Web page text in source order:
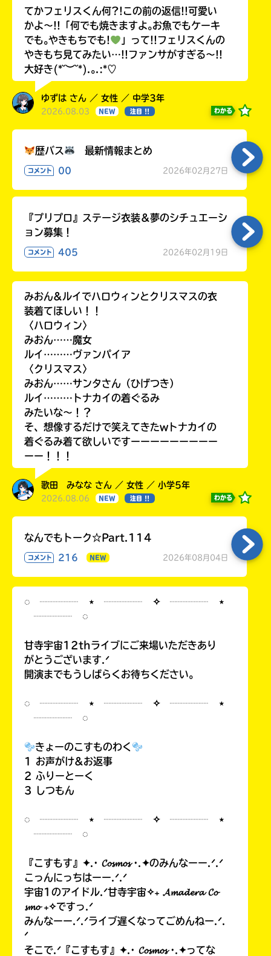
てかフェリスくん何?!この前の返信!!可愛い
かよ〜!!「何でも焼きますよ｡お魚でもケーキ
でも｡やきもちでも!
」って!!フェリスくんの
やきもち見てみたい…!!ファンサがすぎる〜!!
大好き(*˘︶˘*).｡.:*♡
ゆずは さん ／ 女性 ／ 中学3年
2026.08.03 NEW 注目 !! わかる
歴バス 最新情報まとめ
コメント 00 2026年02月27日
『プリプロ』ステージ衣装＆夢のシチュエーシ
ョン募集！
コメント 405 2026年02月19日
みおん&ルイでハロウィンとクリスマスの衣
装着てほしい！！
〈ハロウィン〉
みおん……魔女
ルイ………ヴァンパイア
〈クリスマス〉
みおん……サンタさん（ひげつき）
ルイ………トナカイの着ぐるみ
みたいな〜！？
そ、想像するだけで笑えてきたwトナカイの
着ぐるみ着て欲しいですーーーーーーーーー
ーー！！！
歌田 みなな さん ／ 女性 ／ 小学5年
2026.08.06 NEW 注目 !! わかる
なんでもトーク☆Part.114
コメント 216 NEW 2026年08月04日
◌ ┈┈┈┈ ⋆ ┈┈┈┈ ✧ ┈┈┈┈ ⋆
┈┈┈┈ ◌
甘寺宇宙12thライブにご来場いただきあり
がとうございます.ᐟ
開演までもうしばらくお待ちください。
◌ ┈┈┈┈ ⋆ ┈┈┈┈ ✧ ┈┈┈┈ ⋆
┈┈┈┈ ◌
きょーのこすものわく
1 お声がけ&お返事
2 ふりーとーく
3 しつもん
◌ ┈┈┈┈ ⋆ ┈┈┈┈ ✧ ┈┈┈┈ ⋆
┈┈┈┈ ◌
『こすもす』✦.· 𝓒𝓸𝓼𝓶𝓸𝓼 ·.✦のみんなーー.ᐟ.ᐟ
こっんにっちはーー.ᐟ.ᐟ
宇宙1のアイドル.ᐟ甘寺宇宙✧₊ 𝓐𝓶𝓪𝓭𝓮𝓻𝓪 𝓒𝓸
𝓼𝓶𝓸 ₊✧ですっ.ᐟ
みんなーー.ᐟ.ᐟライブ遅くなってごめんねー.ᐟ.
ᐟ
そこで.ᐟ『こすもす』✦.· 𝓒𝓸𝓼𝓶𝓸𝓼 ·.✦ってな